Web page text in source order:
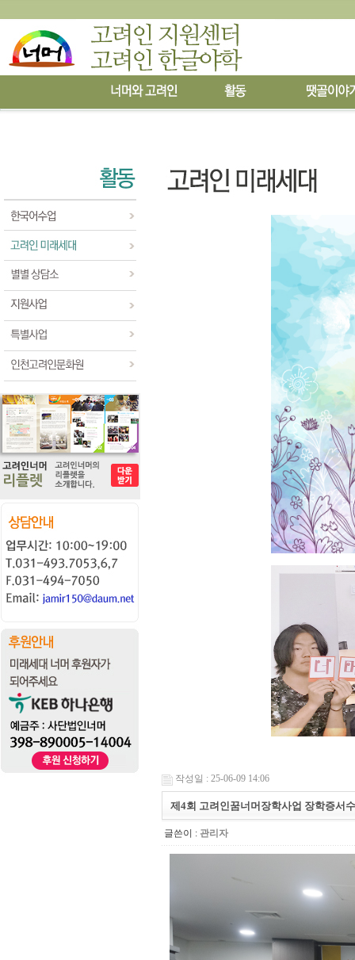
작성일 : 25-06-09 14:06
제4회 고려인꿈너머장학사업 장학증서
글쓴이 : 관리자